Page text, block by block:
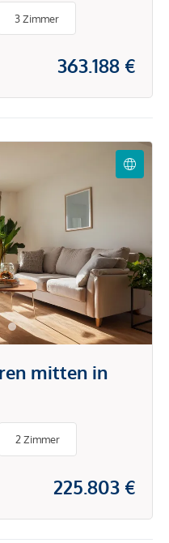
3 Zimmer
363.188 €
mitten in
2 Zimmer
225.803 €